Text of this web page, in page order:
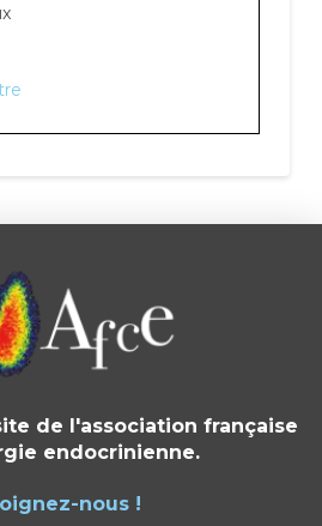
de l'association française
endocrinienne.
nous !